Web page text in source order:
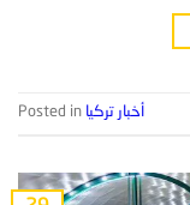
Posted in أخبار تركيا